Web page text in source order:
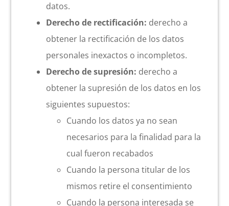
datos.
Derecho de rectificación: derecho a
obtener la rectificación de los datos
personales inexactos o incompletos.
Derecho de supresión: derecho a
obtener la supresión de los datos en los
siguientes supuestos:
Cuando los datos ya no sean
necesarios para la finalidad para la
cual fueron recabados
Cuando la persona titular de los
mismos retire el consentimiento
Cuando la persona interesada se